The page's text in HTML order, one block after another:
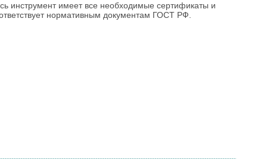
инструмент имеет все необходимые сертификаты и
нормативным документам ГОСТ РФ.